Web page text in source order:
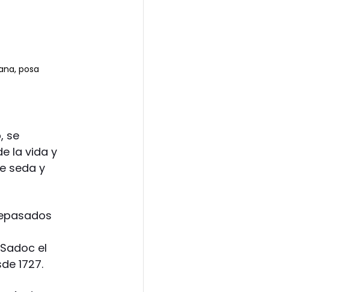
posa
se
la vida y
seda y
el
1727.